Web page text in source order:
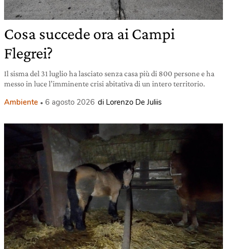
Cosa succede ora ai Campi
Flegrei?
Il sisma del 31 luglio ha lasciato senza casa più di 800 persone e ha
messo in luce l’imminente crisi abitativa di un intero territorio.
Ambiente 6 agosto 2026 di Lorenzo De Juliis